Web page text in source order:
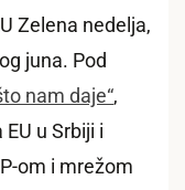
Zelena nedelja,
juna. Pod
nam daje“,
u Srbiji i
om i mrežom